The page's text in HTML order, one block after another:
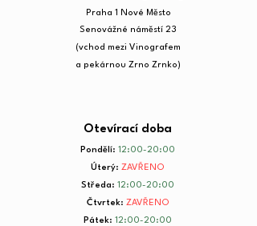
Praha 1 Nové Město
Senovážné náměstí 23​
(vchod mezi Vinografem
a pekárnou Zrno Zrnko)
Otevírací doba
Pondělí: 12:00-20:00
Úterý: ZAVŘENO
Středa: 12:00-20:00
Čtvrtek: ZAVŘENO
Pátek: 12:00-20:00